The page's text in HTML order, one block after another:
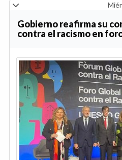
Gobierno reafirma su
contra el racismo en